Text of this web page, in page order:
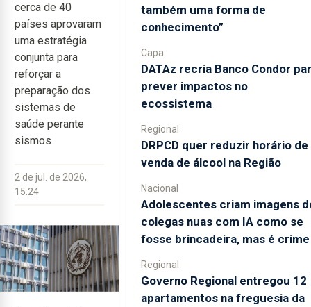
cerca de 40
países aprovaram
uma estratégia
conjunta para
reforçar a
preparação dos
sistemas de
saúde perante
sismos
2 de jul. de 2026,
15:24
também uma forma de
conhecimento”
Capa
DATAz recria Banco Condor
prever impactos no
ecossistema
Regional
DRPCD quer reduzir horário de
venda de álcool na Região
Nacional
Adolescentes criam imagens
colegas nuas com IA como se
fosse brincadeira, mas é crime
Regional
Governo Regional entregou 12
apartamentos na freguesia da